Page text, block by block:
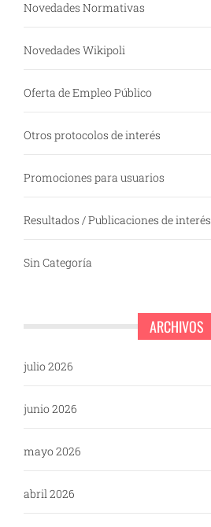
Novedades Normativas
Novedades Wikipoli
Oferta de Empleo Público
Otros protocolos de interés
Promociones para usuarios
Resultados / Publicaciones de interés
Sin Categoría
ARCHIVOS
julio 2026
junio 2026
mayo 2026
abril 2026